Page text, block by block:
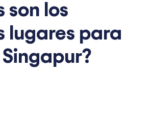
son los
lugares para